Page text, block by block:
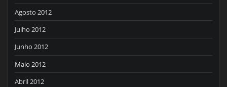
Agosto 2012
Julho 2012
Junho 2012
Maio 2012
Abril 2012